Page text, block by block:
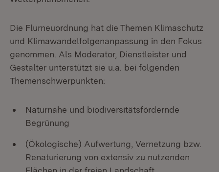
Die Flurneuordnung hat die Themen Klimaschutz
und Klimawandelfolgenanpassung in den Fokus
genommen. Als Moderator, Dienstleister und
Gestalter unterstützt sie u.a. bei folgenden
Themenschwerpunkten:
Naturnahe und biodiversitätsfördernde
Begrünung
(Ökologische) Aufwertung, Vernetzung bzw.
Renaturierung von extensiv zu nutzenden